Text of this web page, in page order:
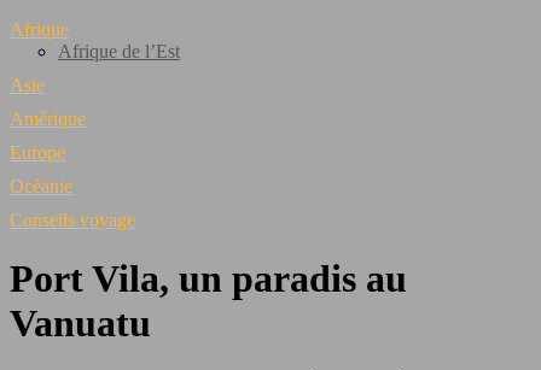
Afrique
Afrique de l’Est
Asie
Amérique
Europe
Océanie
Conseils voyage
Port Vila, un paradis au
Vanuatu